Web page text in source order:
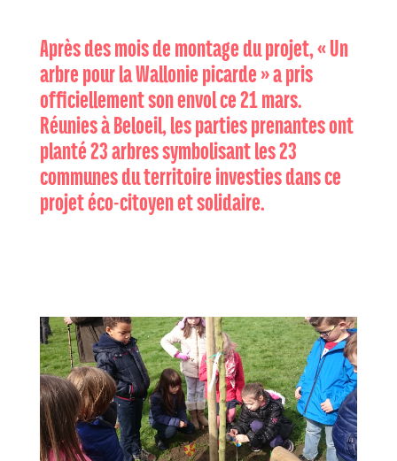
Après des mois de montage du projet, « Un
arbre pour la Wallonie picarde » a pris
officiellement son envol ce 21 mars.
Réunies à Beloeil, les parties prenantes ont
planté 23 arbres symbolisant les 23
communes du territoire investies dans ce
projet éco-citoyen et solidaire.